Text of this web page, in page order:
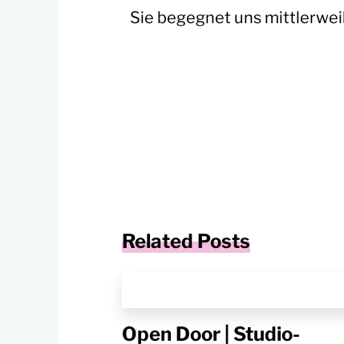
Sie begegnet uns
Related Posts
Open Door | Studio-